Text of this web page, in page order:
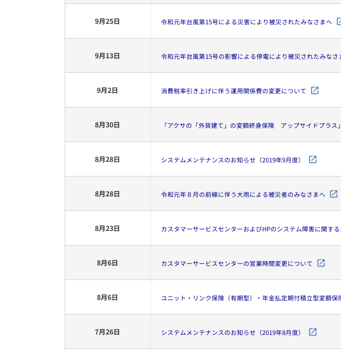
9月25日 令和元年台風第15号による災害により被災されたみなさまへ
9月13日 令和元年台風第15号の影響による停電により被災されたみなさ
9月2日 消費税率引き上げに伴う運用関係費の変更について
8月30日 「アクサの「外貨建て」の変額終身保険 アップサイドプラス
8月28日 システムメンテナンスのお知らせ（2019年9月度）
8月28日 令和元年８月の前線に伴う大雨による被災者のみなさまへ
8月23日 カスタマーサービスセンターおよびHPのシステム障害に関す
8月6日 カスタマーサービスセンターの営業時間変更について
8月6日 ユニット・リンク保険（有期型）・年金払定期付積立型変額
7月26日 システムメンテナンスのお知らせ（2019年8月度）